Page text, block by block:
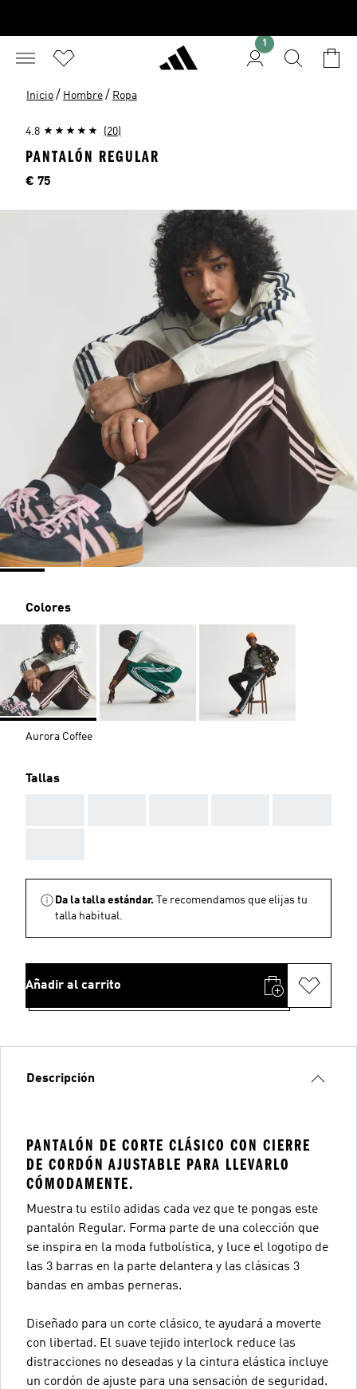
1
Inicio / Hombre / Ropa
4.8 (20)
PANTALÓN REGULAR
Precio
€ 75
Colores
Aurora Coffee
Tallas
Da la talla estándar.
Te recomendamos que elijas tu
talla habitual.
Añadir al carrito
Descripción
PANTALÓN DE CORTE CLÁSICO CON CIERRE
DE CORDÓN AJUSTABLE PARA LLEVARLO
CÓMODAMENTE.
Muestra tu estilo adidas cada vez que te pongas este
pantalón Regular. Forma parte de una colección que
se inspira en la moda futbolística, y luce el logotipo de
las 3 barras en la parte delantera y las clásicas 3
bandas en ambas perneras.
Diseñado para un corte clásico, te ayudará a moverte
con libertad. El suave tejido interlock reduce las
distracciones no deseadas y la cintura elástica incluye
un cordón de ajuste para una sensación de seguridad.